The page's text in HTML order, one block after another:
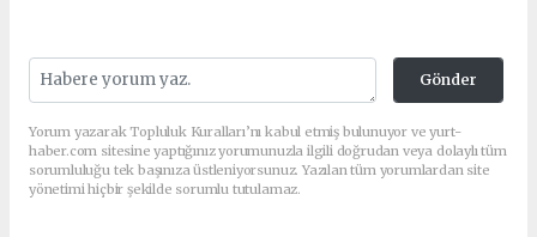
Gönder
Yorum yazarak Topluluk Kuralları’nı kabul etmiş bulunuyor ve yurt-
haber.com sitesine yaptığınız yorumunuzla ilgili doğrudan veya dolaylı tüm
sorumluluğu tek başınıza üstleniyorsunuz. Yazılan tüm yorumlardan site
yönetimi hiçbir şekilde sorumlu tutulamaz.